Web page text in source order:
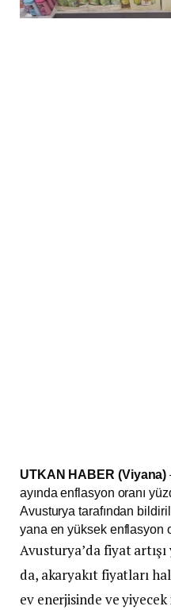
UTKAN HABER (Viyana)
ayında enflasyon oranı
Avusturya tarafından
yana en yüksek enflasyon
Avusturya’da fiyat
da, akaryakıt fiyatları
ev enerjisinde ve